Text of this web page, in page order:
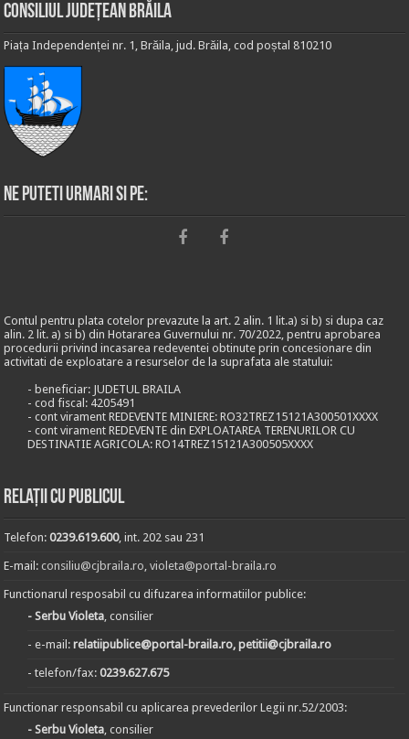
Consiliul Județean Brăila
Piața Independenței nr. 1, Brăila, jud. Brăila, cod poștal 810210
Ne puteti urmari si pe:
Contul pentru plata cotelor prevazute la art. 2 alin. 1 lit.a) si b) si dupa caz
alin. 2 lit. a) si b) din Hotararea Guvernului nr. 70/2022, pentru aprobarea
procedurii privind incasarea redeventei obtinute prin concesionare din
activitati de exploatare a resurselor de la suprafata ale statului:
- beneficiar: JUDETUL BRAILA
- cod fiscal: 4205491
- cont virament REDEVENTE MINIERE: RO32TREZ15121A300501XXXX
- cont virament REDEVENTE din EXPLOATAREA TERENURILOR CU
DESTINATIE AGRICOLA: RO14TREZ15121A300505XXXX
Relații cu publicul
Telefon:0239.619.600, int. 202 sau 231
E-mail:consiliu@cjbraila.ro ,violeta@portal-braila.ro
Functionarul resposabil cu difuzarea informatiilor publice:
- Serbu Violeta , consilier
- e-mail:relatiipublice@portal-braila.ro, petitii@cjbraila.ro
- telefon/fax:0239.627.675
Functionar responsabil cu aplicarea prevederilor Legii nr.52/2003:
- Serbu Violeta , consilier